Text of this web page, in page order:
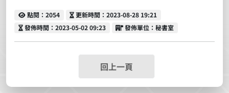
點閱
點閱：2054 更新時間
更新時間：2023-08-28 19:21
發佈時間
發佈時間：2023-05-02 09:23 發佈單位
發佈單位：秘書室
回上一頁